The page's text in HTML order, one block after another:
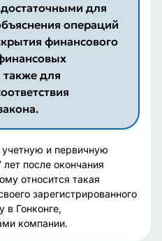
для
операций
финансового
также для
и первичную
после окончания
относится такая
зарегистрированного
в Гонконге,
компании.